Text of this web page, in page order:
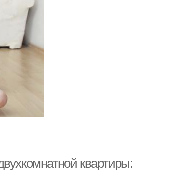
квартиры: